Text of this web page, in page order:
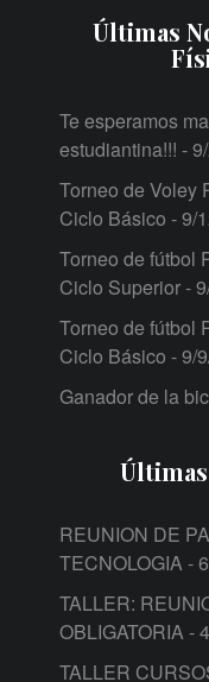
Últimas
Te esperamos
estudiantina!!! -
Torneo de Voley
Ciclo Básico - 9/
Torneo de fútbol
Ciclo Superior-
Torneo de fútbol
Ciclo Básico - 9/
Ganador de la
REUNION DE
TECNOLOGIA-
TALLER:
OBLIGATORIA-
TALLER